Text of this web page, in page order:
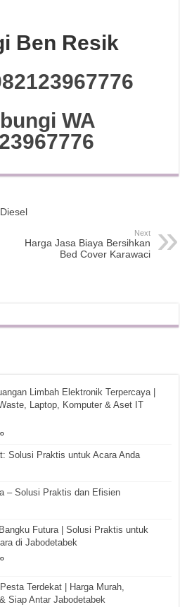
Ben Resik
WA
Next
Harga Jasa Biaya Bersihkan
Bed Cover Karawaci
Limbah Elektronik Terpercaya |
Laptop, Komputer & Aset IT
Solusi Praktis untuk Acara Anda
– Solusi Praktis dan Efisien
Futura | Solusi Praktis untuk
di Jabodetabek
Terdekat | Harga Murah,
Siap Antar Jabodetabek